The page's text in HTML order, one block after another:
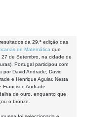
da 29.ª edição das
de Matemática que
de Setembro, na cidade de
Portugal participou com
por David Andrade, David
e Henrique Aguiar. Nesta
Francisco Andrade
de ouro, enquanto que
o bronze.